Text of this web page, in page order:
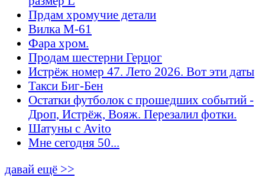
Прдам хромучие детали
Вилка М-61
Фара хром.
Продам шестерни Герцог
Истрёж номер 47. Лето 2026. Вот эти даты
Такси Биг-Бен
Остатки футболок с прошедших событий -
Дроп, Истрёж, Вояж. Перезалил фотки.
Шатуны с Avito
Мне сегодня 50...
давай ещё >>